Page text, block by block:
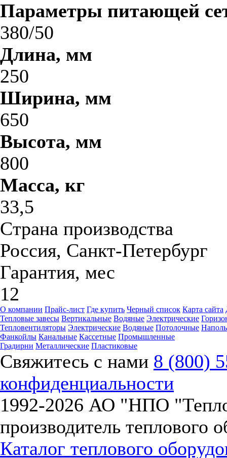
Параметры питающей
380/50
Длина, мм
250
Ширина, мм
650
Высота, мм
800
Масса, кг
33,5
Страна производства
Россия, Санкт-Петербург
Гарантия, мес
12
О компании Прайс-лист Где купить Черный список Карта сайта
Тепловые завесы Вертикальные Водяные Электрические
Тепловентиляторы Электрические Водяные Потолочные
Фанкойлы Канальные Кассетные Промышленные
Градирни Металлические Пластиковые
Свяжитесь с нами 8 (800)
конфиденциальности
1992-2026 АО "НПО
производитель теплового
Каталог теплового